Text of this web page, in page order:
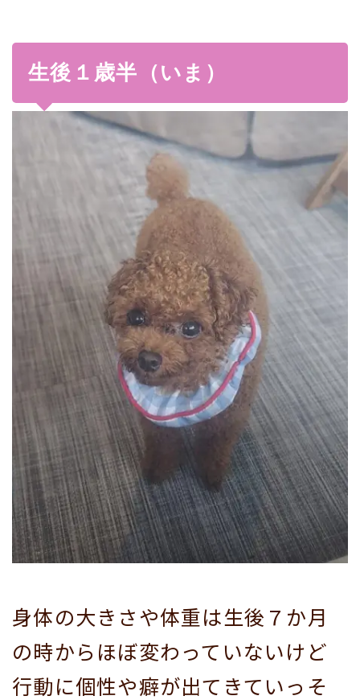
生後１歳半（いま）
身体の大きさや体重は生後７か月
の時からほぼ変わっていないけど
行動に個性や癖が出てきていっそ